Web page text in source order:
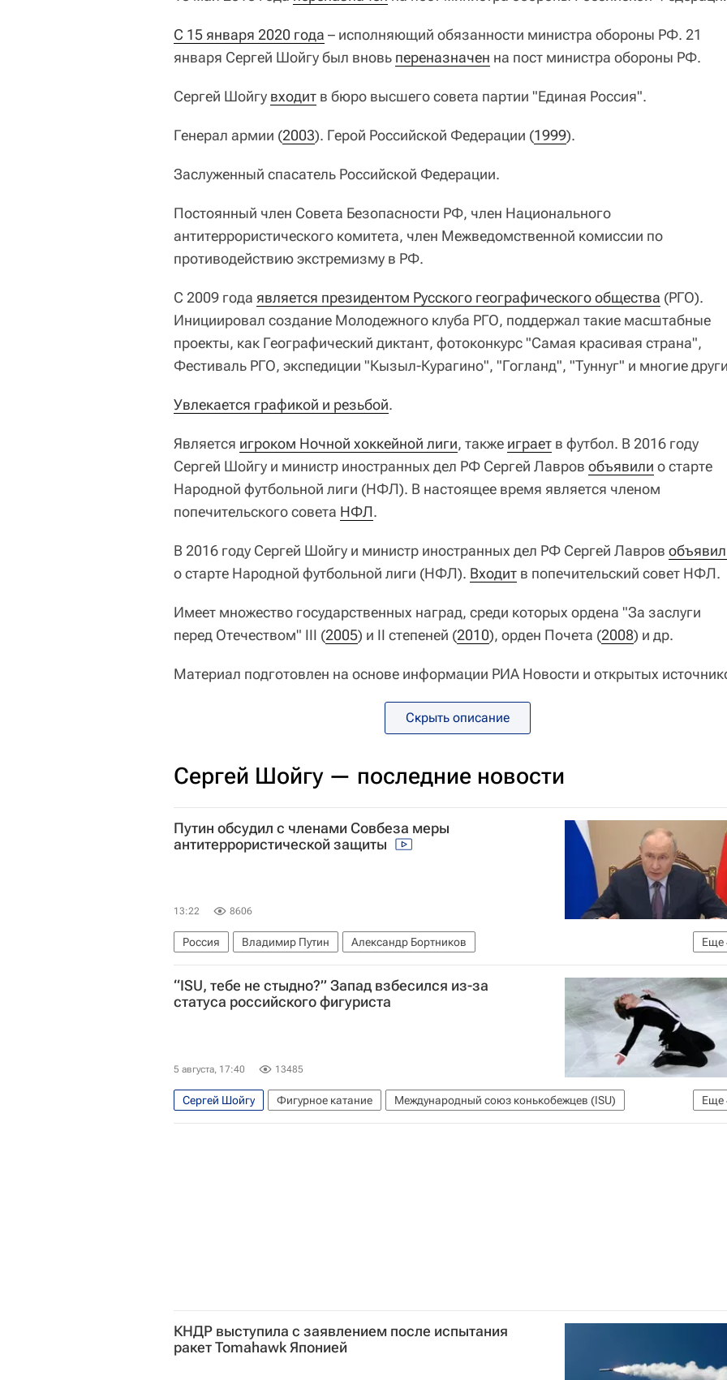
С 15 января 2020 года – исполняющий обязанности министра обороны РФ. 21
января Сергей Шойгу был вновь переназначен на пост министра обороны РФ.
Сергей Шойгу входит в бюро высшего совета партии "Единая Россия".
Генерал армии (2003). Герой Российской Федерации (1999).
Заслуженный спасатель Российской Федерации.
Постоянный член Совета Безопасности РФ, член Национального
антитеррористического комитета, член Межведомственной комиссии по
противодействию экстремизму в РФ.
С 2009 года является президентом Русского географического общества (РГО).
Инициировал создание Молодежного клуба РГО, поддержал такие масштабные
проекты, как Географический диктант, фотоконкурс "Самая красивая страна",
Фестиваль РГО, экспедиции "Кызыл-Курагино", "Гогланд", "Туннуг" и многие
Увлекается графикой и резьбой.
Является игроком Ночной хоккейной лиги, также играет в футбол. В 2016 году
Сергей Шойгу и министр иностранных дел РФ Сергей Лавров объявили о старте
Народной футбольной лиги (НФЛ). В настоящее время является членом
попечительского совета НФЛ.
В 2016 году Сергей Шойгу и министр иностранных дел РФ Сергей Лавров
о старте Народной футбольной лиги (НФЛ). Входит в попечительский совет НФЛ.
Имеет множество государственных наград, среди которых ордена "За заслуги
перед Отечеством" III (2005) и II степеней (2010), орден Почета (2008) и др.
Материал подготовлен на основе информации РИА Новости и открытых
Скрыть описание
Сергей Шойгу — последние новости
Путин обсудил с членами Совбеза меры
антитеррористической защиты
13:22 8606
Еще
Россия Владимир Путин
Александр Бортников
Федеральная служба безопасности РФ (ФСБ России)
Безопасность
Вячеслав Володин
Госдума РФ
“ISU, тебе не стыдно?” Запад взбесился из-за
статуса российского фигуриста
5 августа, 17:40 13485
Еще
Сергей Шойгу Фигурное катание
Международный союз конькобежцев (ISU)
Международный олимпийский комитет (МОК)
Владимир Путин
Марк Кондратюк
КНДР выступила с заявлением после испытания
ракет Tomahawk Японией